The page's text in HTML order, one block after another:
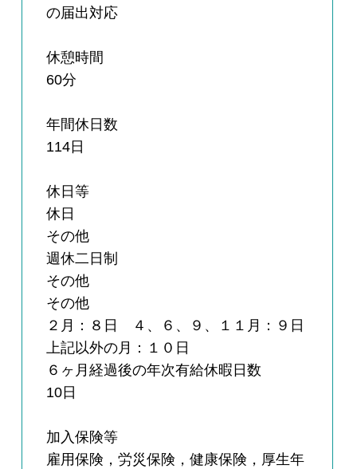
の届出対応
休憩時間
60分
年間休日数
114日
休日等
休日
その他
週休二日制
その他
その他
２月：８日 ４、６、９、１１月：９日
上記以外の月：１０日
６ヶ月経過後の年次有給休暇日数
10日
加入保険等
雇用保険，労災保険，健康保険，厚生年